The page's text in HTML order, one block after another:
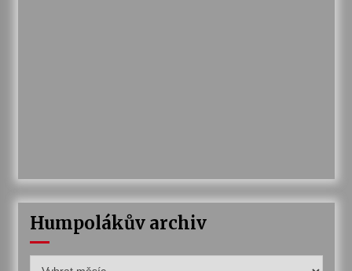
Humpolákův archiv